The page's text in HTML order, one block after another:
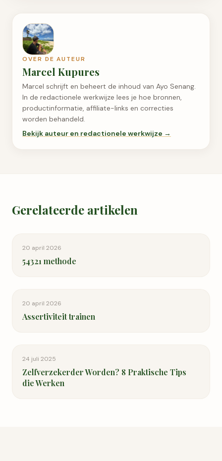
OVER DE AUTEUR
Marcel Kupures
Marcel schrijft en beheert de inhoud van Ayo Senang.
In de redactionele werkwijze lees je hoe bronnen,
productinformatie, affiliate-links en correcties
worden behandeld.
Bekijk auteur en redactionele werkwijze →
Gerelateerde artikelen
20 april 2026
54321 methode
20 april 2026
Assertiviteit trainen
24 juli 2025
Zelfverzekerder Worden? 8 Praktische Tips
die Werken